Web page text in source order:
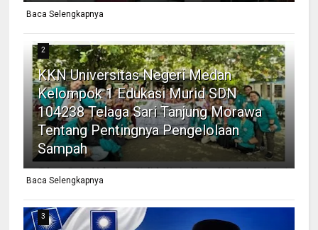
Baca Selengkapnya
2
KKN Universitas Negeri Medan
Kelompok 1 Edukasi Murid SDN
104238 Telaga Sari Tanjung Morawa
Tentang Pentingnya Pengelolaan
Sampah
Baca Selengkapnya
3